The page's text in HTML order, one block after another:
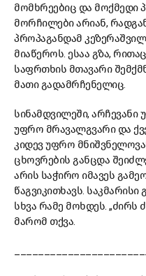
მომხრეებიც და მოქმედი
მორჩილები არიან,
პროპაგანდამ
მიაწეროს. ესაა გზა,
საფრთხის მთავარი
მათი გადამრჩენელიც.
სინამდვილეში,
უფრო მრავალგვარი და
კიდევ უფრო
ცხოვრების განცდა
არის საჭირო იმავეს
წაგვიკითხავს.
სხვა რამე მოხდეს.
მარომ თქვა.